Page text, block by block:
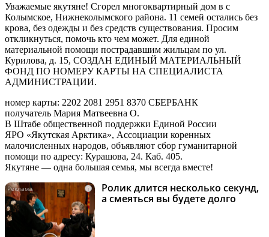
Уважаемые якутяне! Сгорел многоквартирный дом в с
Колымское, Нижнеколымского района. 11 семей остались без
крова, без одежды и без средств существования. Просим
откликнуться, помочь кто чем может. Для единой
материальной помощи пострадавшим жильцам по ул.
Курилова, д. 15, СОЗДАН ЕДИНЫЙ МАТЕРИАЛЬНЫЙ
ФОНД ПО НОМЕРУ КАРТЫ НА СПЕЦИАЛИСТА
АДМИНИСТРАЦИИ.
номер карты: 2202 2081 2951 8370 СБЕРБАНК
получатель Мария Матвеевна О.
В Штабе общественной поддержки Единой России
ЯРО «Якутская Арктика», Ассоциации коренных
малочисленных народов, объявляют сбор гуманитарной
помощи по адресу: Курашова, 24. Каб. 405.
Якутяне — одна большая семья, мы всегда вместе!
i
Ролик длится несколько секунд,
а смеяться вы будете долго